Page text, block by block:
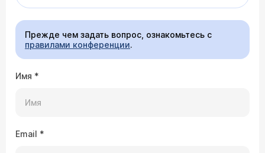
Прежде чем задать вопрос, ознакомьтесь с
правилами конференции.
Имя *
Email *